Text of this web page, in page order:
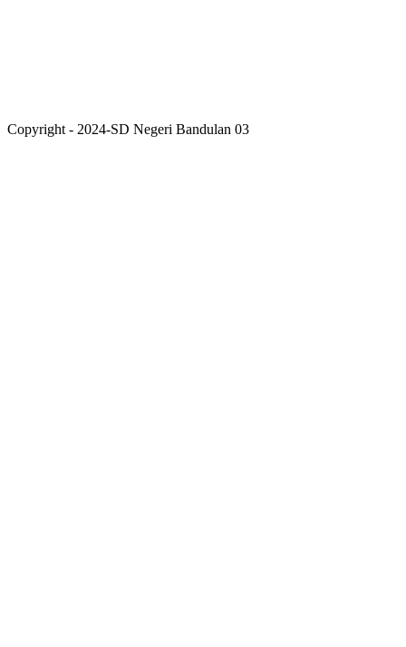
Copyright - 2024-SD Negeri Bandulan 03